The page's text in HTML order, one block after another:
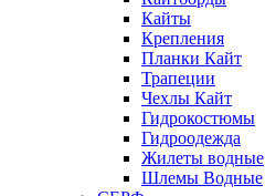
Кайты
Крепления
Планки Кайт
Трапеции
Чехлы Кайт
Гидрокостюмы
Гидроодежда
Жилеты водные
Шлемы Водные